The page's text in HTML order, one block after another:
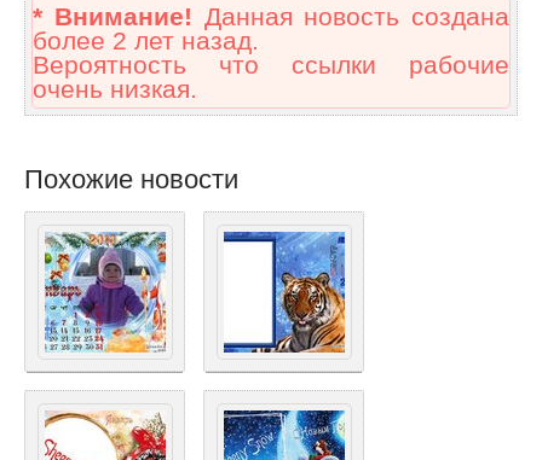
* Внимание! Данная новость создана
более 2 лет назад.
Вероятность что ссылки рабочие
очень низкая.
Похожие новости